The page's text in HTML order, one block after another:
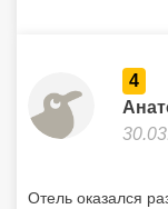
4
Отель оказался